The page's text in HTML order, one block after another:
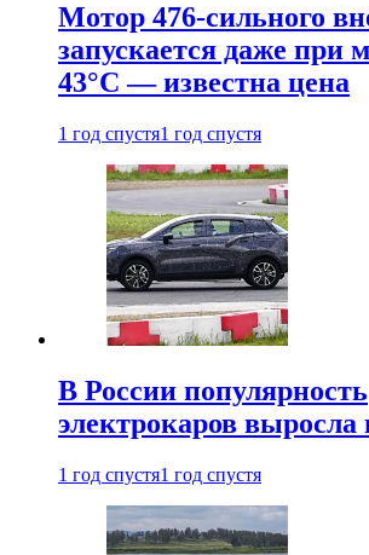
Мотор 476-сильного
запускается даже при
43°С — известна цена
1 год спустя1 год спустя
В России популярность
электрокаров выросла
1 год спустя1 год спустя